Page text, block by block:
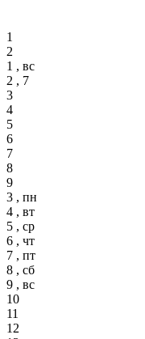
1
2
1 , вс
2 , 7
3
4
5
6
7
8
9
3 , пн
4 , вт
5 , ср
6 , чт
7 , пт
8 , сб
9 , вс
10
11
12